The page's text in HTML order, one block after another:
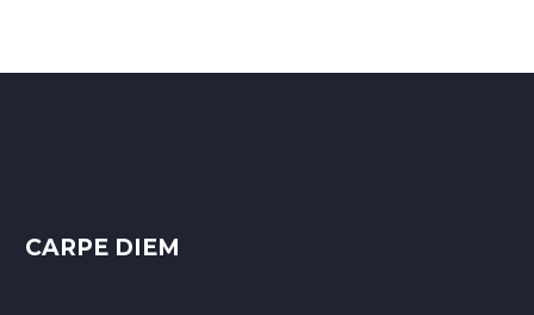
CARPE DIEM